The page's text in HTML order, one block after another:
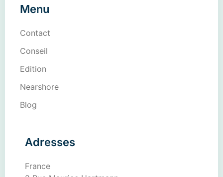
Menu
Contact
Conseil
Edition
Nearshore
Blog
Adresses
France